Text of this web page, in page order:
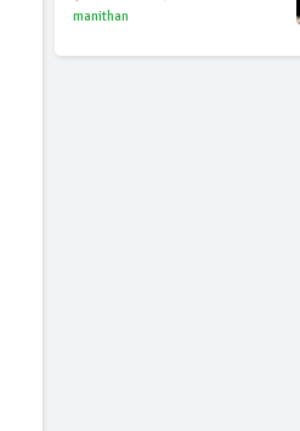
மோதலால் உருவான
manithan